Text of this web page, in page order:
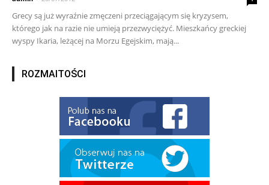
Grecy są już wyraźnie zmęczeni przeciągającym się kryzysem,
którego jak na razie nie umieją przezwyciężyć. Mieszkańcy greckiej
wyspy Ikaria, leżącej na Morzu Egejskim, mają...
ROZMAITOŚCI